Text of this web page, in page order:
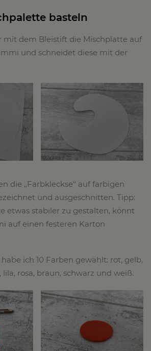
basteln
mit dem Bleistift die Mischplatte auf
und schneidet diese mit der
die „Farbkleckse“ auf farbigen
und ausgeschnitten. Tipp:
etwas stabiler zu gestalten, könnt
auf einen festeren Karton
ich 10 Farben gewählt: rot, gelb,
rosa, braun, schwarz und weiß.